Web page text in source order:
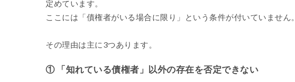
定めています。
ここには「債権者がいる場合に限り」という条件が付いていません。
その理由は主に3つあります。
① 「知れている債権者」以外の存在を否定できない